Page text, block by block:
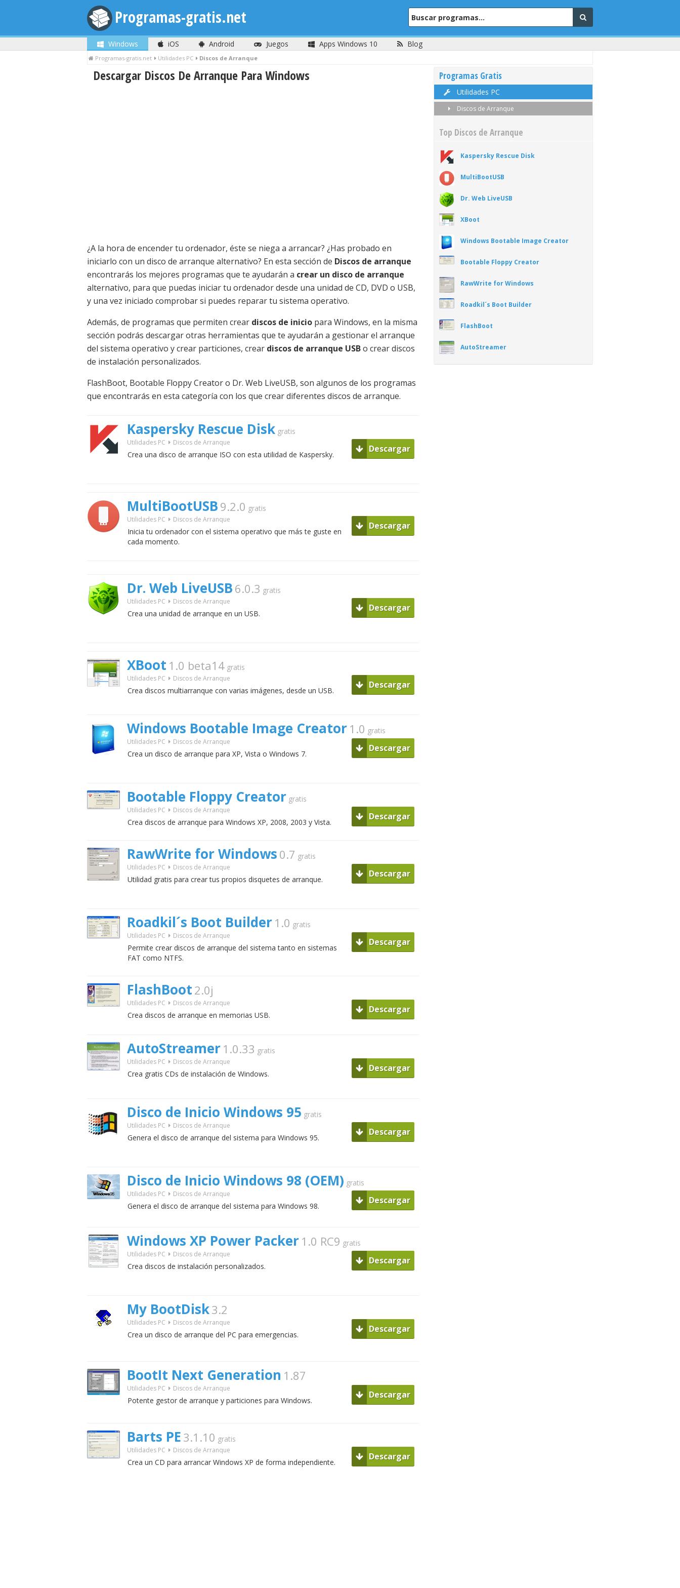
Programas-gratis.net
Windows iOS Android Juegos Apps Windows 10 Blog
Programas-gratis.net Utilidades PC Discos de Arranque
Descargar Discos De Arranque Para Windows
¿A la hora de encender tu ordenador, éste se niega a arrancar? ¿Has probado en
iniciarlo con un disco de arranque alternativo? En esta sección de Discos de arranque
encontrarás los mejores programas que te ayudarán a crear un disco de arranque
alternativo, para que puedas iniciar tu ordenador desde una unidad de CD, DVD o USB,
y una vez iniciado comprobar si puedes reparar tu sistema operativo.
Además, de programas que permiten crear discos de inicio para Windows, en la misma
sección podrás descargar otras herramientas que te ayudarán a gestionar el arranque
del sistema operativo y crear particiones, crear discos de arranque USBo crear discos
de instalación personalizados.
FlashBoot, Bootable Floppy Creator o Dr. Web LiveUSB, son algunos de los programas
que encontrarás en esta categoría con los que crear diferentes discos de arranque.
Kaspersky Rescue Disk gratis
Utilidades PC Discos de Arranque
Crea una disco de arranque ISO con esta utilidad de Kaspersky.
Descargar
MultiBootUSB 9.2.0 gratis
Utilidades PC Discos de Arranque
Inicia tu ordenador con el sistema operativo que más te guste en
cada momento.
Descargar
Dr. Web LiveUSB 6.0.3 gratis
Utilidades PC Discos de Arranque
Crea una unidad de arranque en un USB.
Descargar
XBoot 1.0 beta14 gratis
Utilidades PC Discos de Arranque
Crea discos multiarranque con varias imágenes, desde un USB.
Descargar
Windows Bootable Image Creator 1.0 gratis
Utilidades PC Discos de Arranque
Crea un disco de arranque para XP, Vista o Windows 7.
Descargar
Bootable Floppy Creator gratis
Utilidades PC Discos de Arranque
Crea discos de arranque para Windows XP, 2008, 2003 y Vista.
Descargar
RawWrite for Windows 0.7 gratis
Utilidades PC Discos de Arranque
Utilidad gratis para crear tus propios disquetes de arranque.
Descargar
Roadkil´s Boot Builder 1.0 gratis
Utilidades PC Discos de Arranque
Permite crear discos de arranque del sistema tanto en sistemas
FAT como NTFS.
Descargar
FlashBoot 2.0j
Utilidades PC Discos de Arranque
Crea discos de arranque en memorias USB.
Descargar
AutoStreamer 1.0.33 gratis
Utilidades PC Discos de Arranque
Crea gratis CDs de instalación de Windows.
Descargar
Disco de Inicio Windows 95 gratis
Utilidades PC Discos de Arranque
Genera el disco de arranque del sistema para Windows 95.
Descargar
Disco de Inicio Windows 98 (OEM) gratis
Utilidades PC Discos de Arranque
Genera el disco de arranque del sistema para Windows 98.
Descargar
Windows XP Power Packer 1.0 RC9 gratis
Utilidades PC Discos de Arranque
Crea discos de instalación personalizados.
Descargar
My BootDisk3.2
Utilidades PC Discos de Arranque
Crea un disco de arranque del PC para emergencias.
Descargar
BootIt Next Generation 1.87
Utilidades PC Discos de Arranque
Potente gestor de arranque y particiones para Windows.
Descargar
Barts PE 3.1.10 gratis
Utilidades PC Discos de Arranque
Crea un CD para arrancar Windows XP de forma independiente.
Descargar
Programas Gratis
Utilidades PC
Discos de Arranque
Top Discos de Arranque
Kaspersky Rescue Disk
MultiBootUSB
Dr. Web LiveUSB
XBoot
Windows Bootable Image Creator
Bootable Floppy Creator
RawWrite for Windows
Roadkil´s Boot Builder
FlashBoot
AutoStreamer